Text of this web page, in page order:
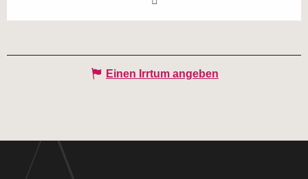
Einen Irrtum angeben